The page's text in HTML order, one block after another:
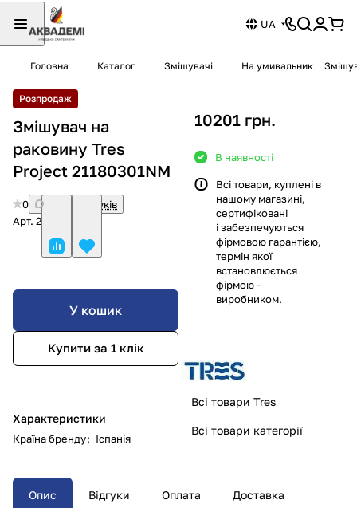
UA
Головна Каталог Змішувачі На умивальник
Розпродаж
Змішувач на
раковину Tres
Project 21180301NM
0
Немає відгуків
Арт. 21180301NM
У кошик
Купити за 1 клiк
Характеристики
Країна бренду: Іспанія
10201 грн.
В наявності
Всі товари, куплені в
нашому магазині,
сертифіковані
і забезпечуються
фірмовою гарантією,
термін якої
встановлюється
фірмою -
виробником.
Всі товари Tres
Всі товари категорії
Опис Відгуки Оплата Доставка